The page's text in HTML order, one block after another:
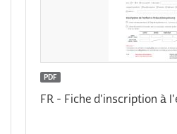
PDF
FR - Fiche d'inscription à